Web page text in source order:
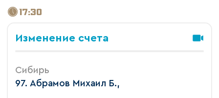
17:30
Изменение счета
Сибирь
97. Абрамов Михаил Б.,